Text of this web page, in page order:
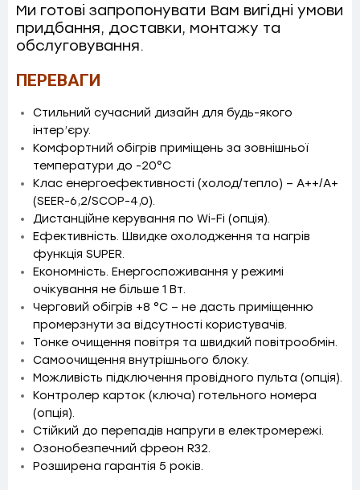
Ми готові запропонувати Вам вигідні умови
придбання, доставки, монтажу та
обслуговування.
ПЕРЕВАГИ
Стильний сучасний дизайн для будь-якого
інтер’єру.
Комфортний обігрів приміщень за зовнішньої
температури до -20°C
Клас енергоефективності (холод/тепло) – A++/А+
(SEER-6,2/SCOP-4,0).
Дистанційне керування по Wi-Fi (опція).
Ефективність. Швидке охолодження та нагрів
функція SUPER.
Економність. Енергоспоживання у режимі
очікування не більше 1 Вт.
Черговий обігрів +8 °С – не дасть приміщенню
промерзнути за відсутності користувачів.
Тонке очищення повітря та швидкий повітрообмін.
Самоочищення внутрішнього блоку.
Можливість підключення провідного пульта (опція).
Контролер карток (ключа) готельного номера
(опція).
Стійкий до перепадів напруги в електромережі.
Озонобезпечний фреон R32.
Розширена гарантія 5 років.